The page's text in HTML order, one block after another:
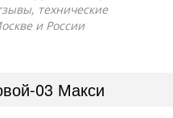
технические
и России
03 Макси